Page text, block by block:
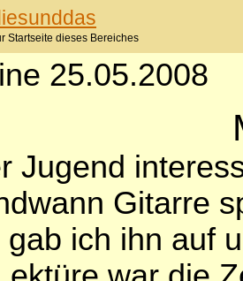
Startseite dieses Bereiches
25.05.2008
Jugend
Gitarre
ich ihn auf